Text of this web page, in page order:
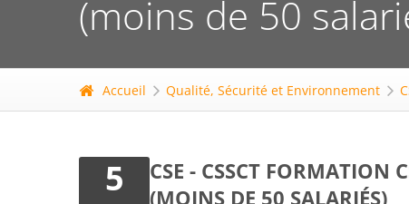
(moins de 50
Accueil Qualité, Sécurité et Environnement
5
CSE - CSSCT FORMATION
(MOINS DE 50 SALARIÉS)